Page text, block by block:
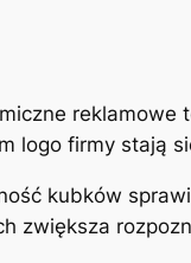
reklamowe
logo firmy stają
kubków
zwiększa